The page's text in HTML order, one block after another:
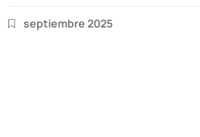
septiembre 2025